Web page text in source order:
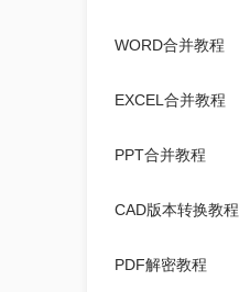
WORD合并教程
EXCEL合并教程
PPT合并教程
CAD版本转换教程
PDF解密教程